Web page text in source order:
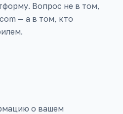
Вопрос не в том,
— а в том, кто
о вашем